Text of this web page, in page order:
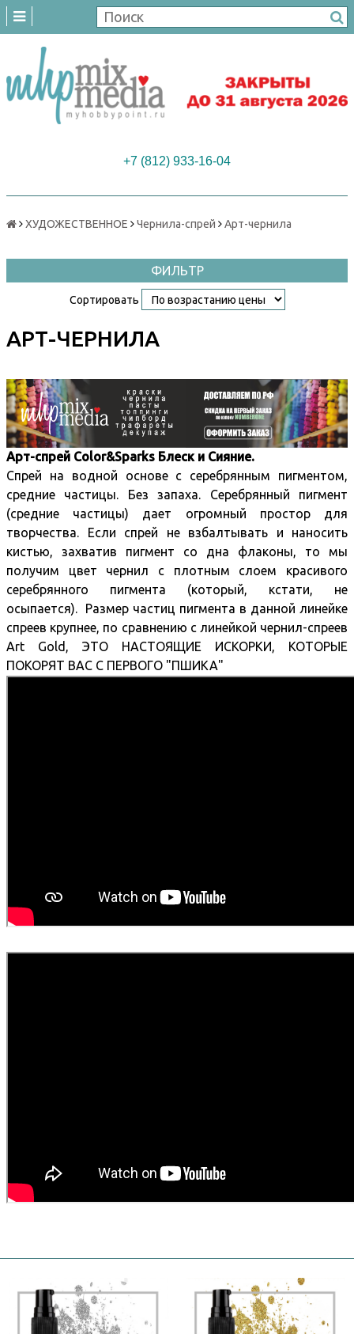
+7 (812) 933-16-04
ХУДОЖЕСТВЕННОЕ Чернила-спрей Арт-чернила
ФИЛЬТР
Сортировать
АРТ-ЧЕРНИЛА
Арт-спрей Color&Sparks Блеск и Сияние.
Спрей на водной основе с серебрянным пигментом,
средние частицы. Без запаха. Серебрянный пигмент
(средние частицы) дает огромный простор для
творчества. Если спрей не взбалтывать и наносить
кистью, захватив пигмент со дна флаконы, то мы
получим цвет чернил с плотным слоем красивого
серебрянного пигмента (который, кстати, не
осыпается). Размер частиц пигмента в данной линейке
спреев крупнее, по сравнению с линейкой чернил-спреев
Art Gold, ЭТО НАСТОЯЩИЕ ИСКОРКИ, КОТОРЫЕ
ПОКОРЯТ ВАС С ПЕРВОГО "ПШИКА"